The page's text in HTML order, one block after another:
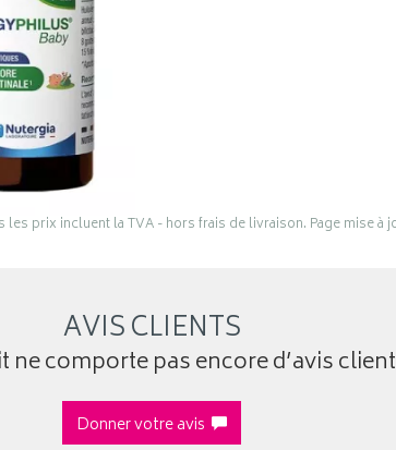
les prix incluent la TVA - hors frais de livraison. Page mise à
AVIS CLIENTS
ne comporte pas encore d’avis
Donner votre avis